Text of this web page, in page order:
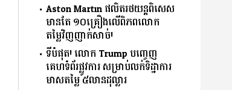
Aston Martin ផលិតរថយន្តពិសេស
មានតែ ១០គ្រឿងលើពិភពលោក
តម្លៃវិញញាក់សាច់!
ទីបំផុត! លោក Trump បញ្ចេញ
គេហទំព័រផ្លូវការ សម្រាប់លក់ទិដ្ឋាការ
មាសតម្លៃ ៥លានដុល្លារ